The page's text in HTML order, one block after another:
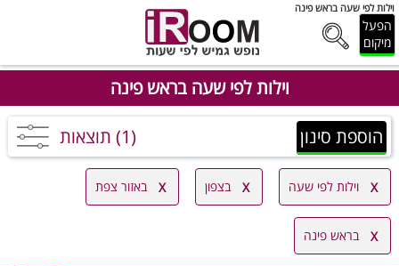
וילות לפי שעה בראש פינה
הפעל
מיקום
וילות לפי שעה בראש פינה
הוספת סינון (1) תוצאות
וילות לפי שעה בצפון באזור צפת
בראש פינה